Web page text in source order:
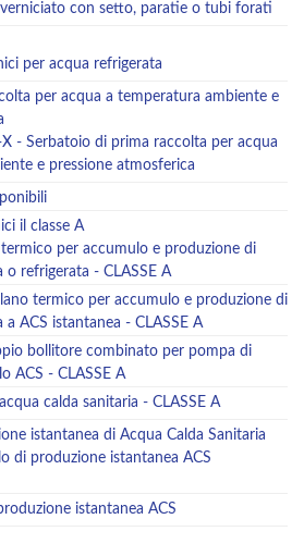
con setto, paratie o tubi forati
per acqua refrigerata
per acqua a temperatura ambiente e
X - Serbatoio di prima raccolta per acqua
e pressione atmosferica
il classe A
termico per accumulo e produzione di
o refrigerata - CLASSE A
termico per accumulo e produzione di
ACS istantanea - CLASSE A
bollitore combinato per pompa di
ACS - CLASSE A
calda sanitaria - CLASSE A
istantanea di Acqua Calda Sanitaria
di produzione istantanea ACS
istantanea ACS